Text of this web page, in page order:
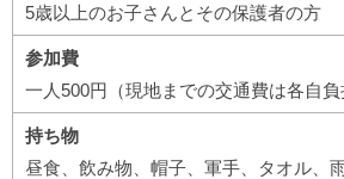
5歳以上のお子さんとその保護者の方
参加費
一人500円（現地までの交通費は各自負
持ち物
昼食、飲み物、帽子、軍手、タオル、